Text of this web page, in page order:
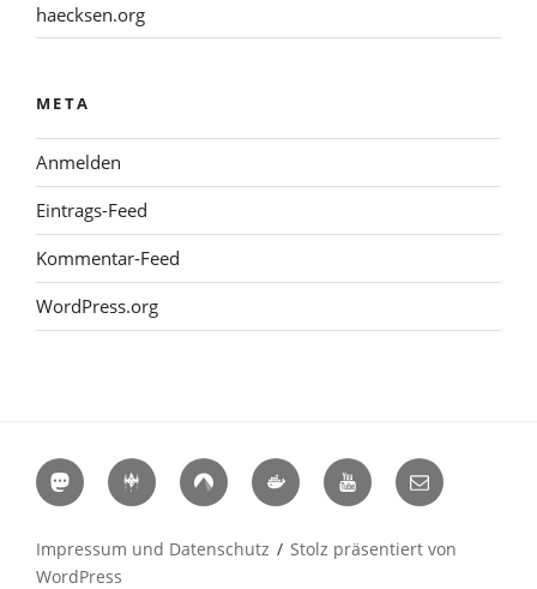
haecksen.org
META
Anmelden
Eintrags-Feed
Kommentar-Feed
WordPress.org
MastodonHackerspacesCodebergDocker
Hub
YouTubeE-
Mail
Impressum und Datenschutz
Stolz präsentiert von
WordPress